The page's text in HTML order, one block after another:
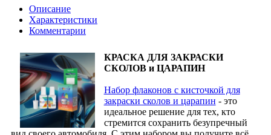
Описание
Характеристики
Комментарии
КРАСКА ДЛЯ ЗАКРАСКИ
СКОЛОВ и ЦАРАПИН
Набор флаконов с кисточкой для
закраски сколов и царапин - это
идеальное решение для тех, кто
стремится сохранить безупречный